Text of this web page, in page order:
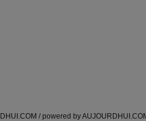
/ powered by